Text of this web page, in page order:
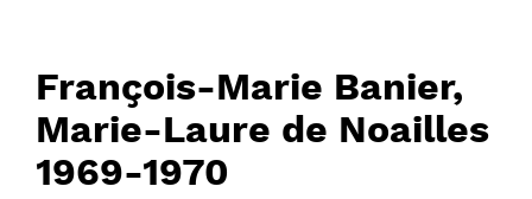
François-Marie Banier,
Marie-Laure de Noailles
1969-1970